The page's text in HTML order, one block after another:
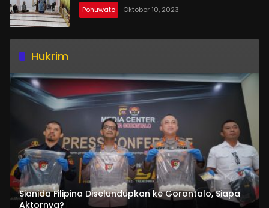
Pohuwato Oktober 10, 2023
Hukrim
Sianida Filipina Diselundupkan ke Gorontalo, Siapa
Aktornya?